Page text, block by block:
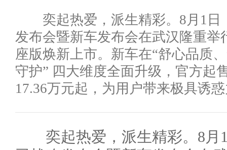
奕起热爱，派生精彩。8月1日
发布会暨新车发布会在武汉隆重举
座版焕新上市。新车在“舒心品质
守护” 四大维度全面升级，官方起
17.36万元起，为用户带来极具诱
奕起热爱，派生精彩。8月1